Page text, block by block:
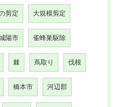
剪定 大規模剪定
陽市 雀蜂巣駆除
棘 蔦取り 伐根
橋本市 河辺郡